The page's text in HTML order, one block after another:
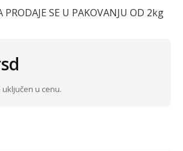
PRODAJE SE U PAKOVANJU OD 2kg
uključen u cenu.